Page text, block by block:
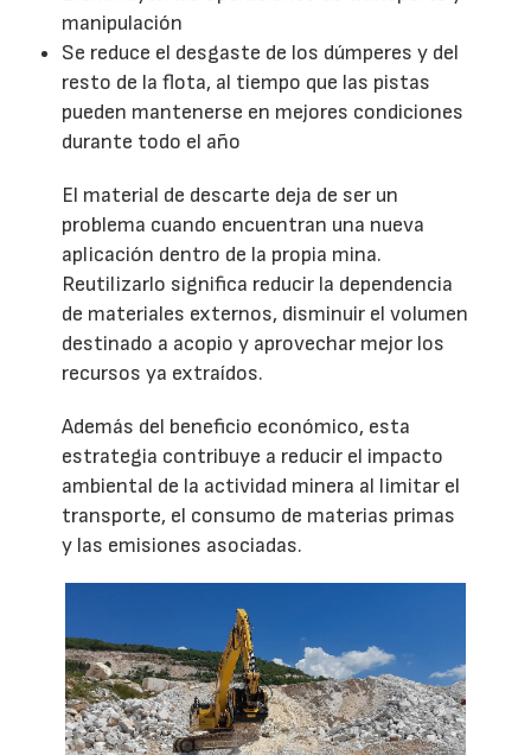
manipulación
Se reduce el desgaste de los dúmperes y del
resto de la flota, al tiempo que las pistas
pueden mantenerse en mejores condiciones
durante todo el año
El material de descarte deja de ser un
problema cuando encuentran una nueva
aplicación dentro de la propia mina.
Reutilizarlo significa reducir la dependencia
de materiales externos, disminuir el volumen
destinado a acopio y aprovechar mejor los
recursos ya extraídos.
Además del beneficio económico, esta
estrategia contribuye a reducir el impacto
ambiental de la actividad minera al limitar el
transporte, el consumo de materias primas
y las emisiones asociadas.